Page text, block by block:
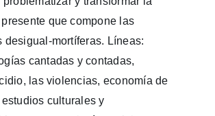
que compone las
desigual-mortíferas. Líneas:
cantadas y contadas,
las violencias, economía de
estudios culturales y